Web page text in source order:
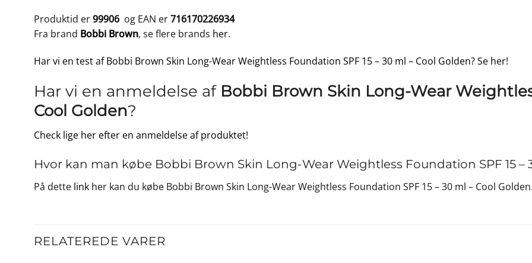
Produktid er99906 og EAN er716170226934
Fra brand Bobbi Brown, se flere brands her.
Har vi en test af Bobbi Brown Skin Long-Wear Weightless Foundation SPF 15 – 30 ml – Cool Golden? Se her!
Har vi en anmeldelse af Bobbi Brown Skin Long-Wear
Cool Golden?
Check lige her efter en anmeldelse af produktet!
Hvor kan man købe Bobbi Brown Skin Long-Wear Weightless Foundation SPF 15 –
På dette link her kan du købe Bobbi Brown Skin Long-Wear Weightless Foundation SPF 15 – 30 ml – Cool Golden.
RELATEREDE VARER